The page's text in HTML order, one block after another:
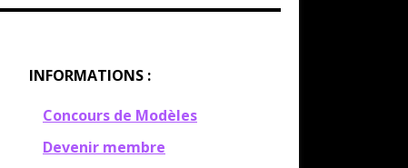
INFORMATIONS :
Concours de Modèles
Devenir membre